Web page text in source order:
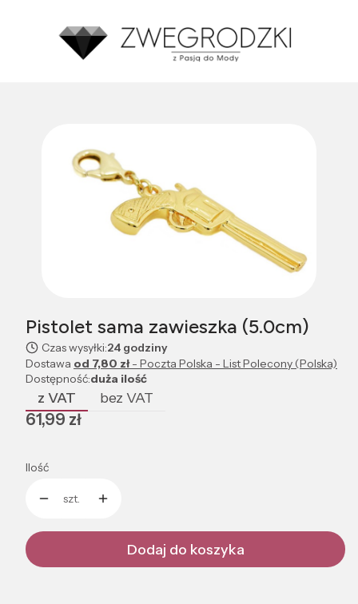
Pistolet sama zawieszka (5.0cm)
Czas wysyłki:24 godziny
Dostawa od 7,80 zł- Poczta Polska - List Polecony (Polska)
Dostępność:duża ilość
z VAT bez VAT
Cena
61,99 zł
Ilość
szt.
Dodaj do koszyka
Made with GetReview